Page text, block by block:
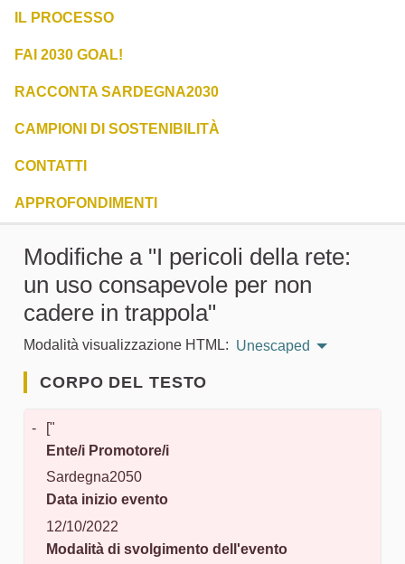
IL PROCESSO
FAI 2030 GOAL!
RACCONTA SARDEGNA2030
CAMPIONI DI SOSTENIBILITÀ
CONTATTI
APPROFONDIMENTI
Modifiche a "I pericoli della rete:
un uso consapevole per non
cadere in trappola"
Modalità visualizzazione HTML: Unescaped
CORPO DEL TESTO
-
["
Ente/i Promotore/i
Sardegna2050
Data inizio evento
12/10/2022
Modalità di svolgimento dell'evento